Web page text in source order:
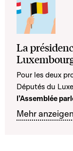
La
Pour les deux
Députés du
l’Assemblée
Mehr anzeigen